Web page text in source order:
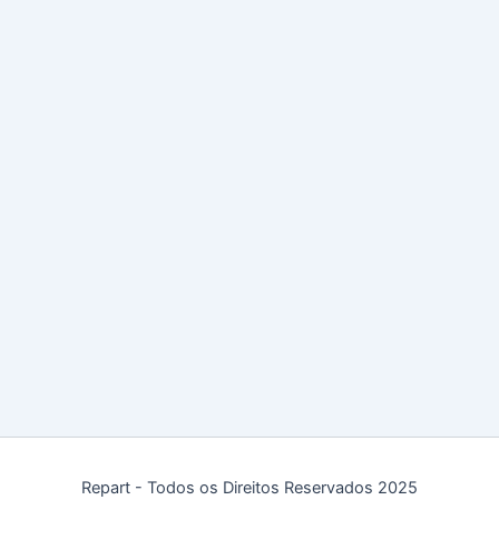
Repart - Todos os Direitos Reservados 2025